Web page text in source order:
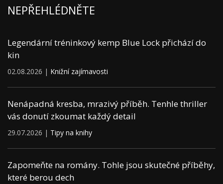
NEPŘEHLÉDNĚTE
Legendární tréninkový kemp Blue Lock přichází do
kin
02.08.2026 | Knižní zajímavosti
Nenápadná kresba, mrazivý příběh. Tenhle thriller
vás donutí zkoumat každý detail
29.07.2026 | Tipy na knihy
Zapomeňte na romány. Tohle jsou skutečné příběhy,
které berou dech